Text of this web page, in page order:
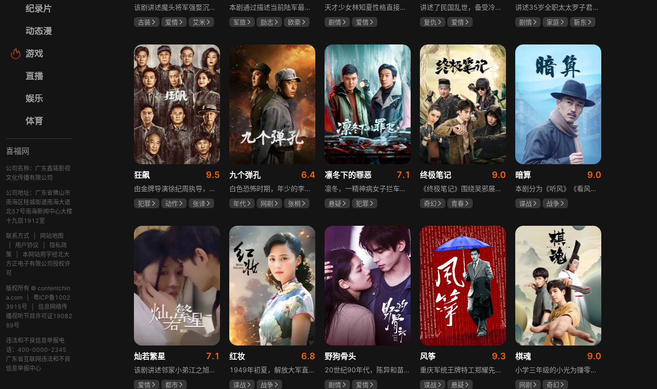
纪录片
动态漫
游戏
直播
娱乐
体育
喜福网
公司名称：广东鑫锘影视
文化传播有限公司
公司地址：广东省佛山市
南海区桂城街道南海大道
北57号南海新闻中心大楼
十九层1912室
联系方式
网站地图
用户协议
隐私政
策
本网站用字经北大
方正电子有限公司授权许
可
版权所有 © contentchin
a.com
粤ICP备1002
3915号
信息网络传
播视听节目许可证19082
89号
违法和不良信息举报电
话：400-0000-2345
广东省互联网违法和不良
信息举报中心
该剧讲述魔头将军强娶沉迷机关术的财迷假千金，两人从契约夫妻起步，在生死局中互扒马甲，爱意与杀意交织共生。过程中他们揭露朝堂阴谋，破解生死乱局，最终共同守护家国太平，融合了权谋、爱情、冒险等多重元素，情节跌宕起伏。
古装 爱情
艾米
本剧通过描述当前陆军最具新型作战特色的特战、空突、侦察、信息等代表性兵种的官兵练兵备战，在历次实战演习中磨砺意志技能、逐渐形成新质作战能力等故事，反映了某集团军党委坚决落实习主席新时代强军思想，着眼打造一流陆军，谋划转型，大力推进战斗力建设的历史担当，浓缩了陆军官兵改革面前备战打仗矢志强军的铁血追求、展现了新时代陆军官兵积极投身军队转型的全新风貌，是一部融合备战打仗、青春成长励志、英雄主义传承，同时将军人荣誉、使命、爱情熔为一炉的军事题材正能量大剧。
军旅 励志
欧豪
天才少女林知夏性格直接、不善交际，从小没有好友。考入省一中后，她因解题比拼与性格阳光的学霸江逾白相识并成为同桌。作为社交达人的江逾白帮林知夏融入集体交到汤婷婷、段启言、沈负暄、金百慧等朋友，林知夏为表达感谢帮他补习功课，两人渐渐从竞争走向互助，最终成为最好的朋友。俩人还一同解决同学被骗、一起参加社团活动与省数学竞赛，在这个过程中，江逾白对林知夏感情渐深，但只把爱意埋在心里。林知夏被保送复旦后，江逾白准备在毕业之旅对她告白，却因母亲卷入诈骗案而遗憾离开，俩人最终能否冲破阻碍走到一起
剧情
爱情
讲述了民国乱世，备受冷眼的世家少爷慕容清峄与饱受苦难的复仇孤女任素素阴差阳错结缘相识，却因误会含恨而别。两人再重逢，却身份错位，陷入爱恨交织的极限拉扯中。二人历经世事波折与生离死别，最后携手直面乱世危局。
复仇
爱情
讲述35岁全职太太罗子君因丈夫突然离婚陷入人生谷底，带孩子闯入社会，从安逸走向落魄。贺涵作为事业有成的精英，平静生活被罗子君打破，需应对各类突发状况。生活逼迫罗子君重拾骨气，贺涵也收获温暖，二人历经波折，罗子君实现自我成长，贺涵也找到人生新方向，展现都市女性蜕变与情感纠葛。
剧情 家庭
靳东
狂飙 9.5
由金牌导演徐纪周执导，张译、张颂文、李一桐、张志坚、吴刚领衔主演，倪大红、韩童生、李建义特邀主演的中央政法委重点项目。一部扫黑除恶坚决斗争的回忆录，横跨20年的群像叙事全景式展现时代变迁下的黑白较量与复杂人性。
犯罪 动作
张译
九个弹孔 6.4
白色恐怖时期，年少的李智信家破人亡后投身革命武装，因作战有勇有谋获“小狼崽子”绰号。他长期率部孤悬敌后，与日寇、反动派对决，多次负伤仍不改初心。凭借坚韧意志，他从游击队员成长为新四军干部、解放军司令员，身上的九个弹孔是他践行革命誓言、见证成长的勋章。
年代 网剧
张桐
凛冬下的罪恶 7.1
凛冬，一精神病女子拦车报案，称丈夫杀人，刑警沈栋梁吴红兵由此揭开系列碎尸案真相。然而风浪未平，储蓄所抢劫杀人案，少女失踪案，流窜抢车案接连发生，沈栋梁与吴红兵追凶之际，竟牵出改变二人命运的人性悲剧。
悬疑
犯罪
终极笔记 9.0
《终极笔记》围绕吴邪展开，他因好奇三叔经历，历险归来收神秘录像带后卷入阴谋，只身闯格尔木疗养院偶遇张起灵等六人组队，在西王母宫发现陨玉，却遇三叔失踪、张起灵失忆。众人寻记忆探张家古楼，因裘德考介入受阻，后联手霍老太再探遭意外，谜团未解，吴邪被迫伪装成三叔，剧情充满冒险与悬疑。
奇幻
青春
暗算 9.0
本剧分为《听风》《看风》和《捕风》三个篇章，三者在时间关系及故事上相对独立，又千丝万缕。听风，即无线电侦听者，是一群“靠耳朵打江山”的人，他们的耳朵可以听到天外之音、无声之音、秘密之音。看风，即密码破译的人，是一群“善于神机妙算”的人，他们的慧眼可以识破天机、释读天书、看阅无字之书。捕风，即我党地下工作者，在国民党大肆实施白色恐怖时期，他们是牺牲者更是战斗者，乔装打扮深入虎穴，迎风而战，为缔造共和国立下不朽的丰功伟业。
谍战
战争
灿若繁星 7.1
该剧讲述邻家小弟江之旭留学归来，竟成了夏千星的顶头上司。从小管着江之旭、事事压他一头的夏千星无法接受，两人互不服气，在公司内外明争暗斗。江之旭借职位刁难夏千星，夏千星则用姐姐身份压制他，然而夏千星不知道，江之旭拼尽全力坐上这个位子，就是为了陪在她身边保护她。
爱情
都市
红妆 6.8
1949年初夏，解放大军直抵上海，国民党国防部保密局的中共地下党员邓家骥奉命撤往台湾，其妻同为地下党的沈荷因临产被留在上海。新中国成立之初，面对敌特的破坏活动，斗争形势严峻，沈荷隐藏真实身份，继续与敌人展开新一轮斗争，在隐秘战线坚守信仰，为新政权的稳定默默奉献。
谍战
战争
野狗骨头
20世纪90年代，陈异和苗靖因父母相识结缘，从充满敌意到彼此依靠，后因家庭变故不得不相依为命。大学时苗靖告白，陈异却因纵火案逼她离开藤城。多年后重逢，陈异为保护苗靖以身入局，两人并肩对抗走私团伙，最终陈异告白，两人终成眷属。
剧情
爱情
风筝 9.3
重庆军统王牌特工郑耀先实为潜伏的中共特工“风筝”，上线牺牲后他与组织失联，解放后化名周志乾继续提供情报。身份证实后他仍协助破获特务案，三十年情报生涯中他遭敌人追杀、妻离子散，为国家牺牲是他的人生价值。
谍战
悬疑
棋魂 9.0
小学三年级的小光为赚零用钱到爷爷家寻宝，偶然翻出旧棋盘，接触棋盘的一瞬间，附身棋盘中的棋士褚嬴的灵魂进入了小光体内。后来小光在学校围棋会所结识少年天才小亮，为测试褚嬴实力，小光贸然与小亮对弈并小胜，他误以为褚嬴棋力平平，小亮却大受打击。数日后小亮再次挑战，再次惨败在褚嬴手下，二人从此成了相爱相杀的棋坛宿敌。在褚嬴指导下，小光进步神速，逐渐对围棋产生兴趣，最终在全国大赛与小亮激战中，褚嬴下出绝妙一局，小光却看出更高一着，终于在自己努力、褚嬴帮助和与小亮的磨练中，独立对弈，燃起真正的棋魂。
网剧
奇幻